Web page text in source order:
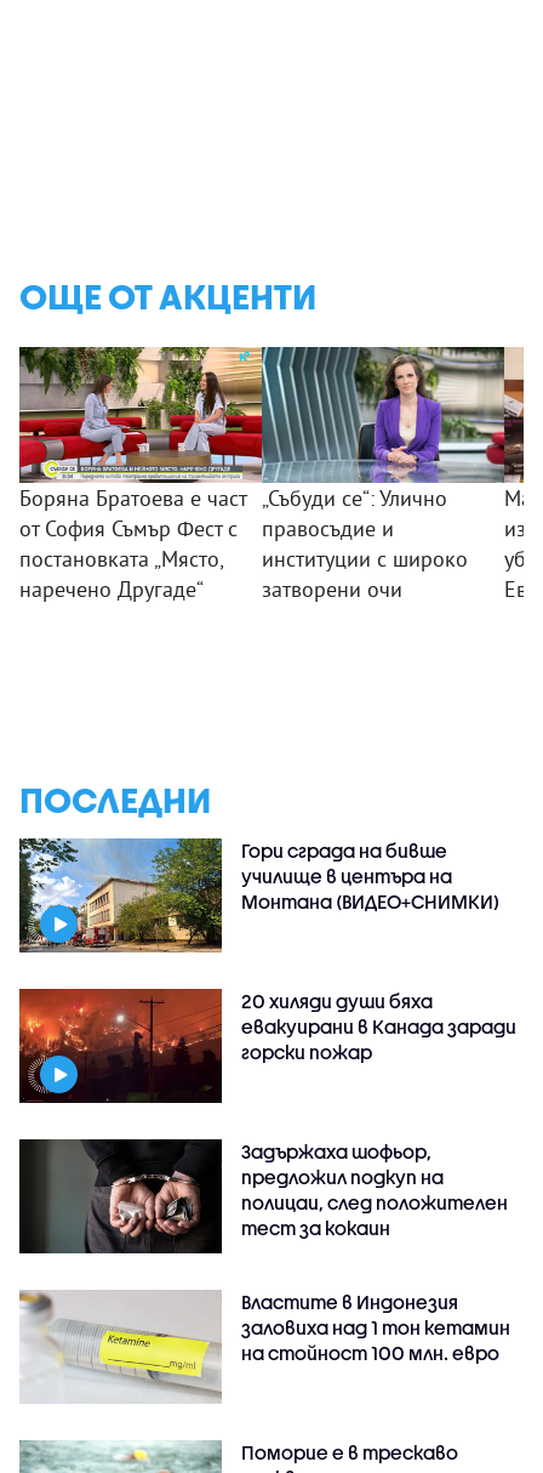
ОЩЕ ОТ АКЦЕНТИ
Боряна Братоева е част
от София Съмър Фест с
постановката „Място,
наречено Другаде“
„Събуди се“: Улично
правосъдие и
институции с широко
затворени очи
ПОСЛЕДНИ
Гори сграда на бивше
училище в центъра на
Монтана (ВИДЕО+СНИМКИ)
20 хиляди души бяха
евакуирани в Канада заради
горски пожар
Задържаха шофьор,
предложил подкуп на
полицаи, след положителен
тест за кокаин
Властите в Индонезия
заловиха над 1 тон кетамин
на стойност 100 млн. евро
Поморие е в трескаво